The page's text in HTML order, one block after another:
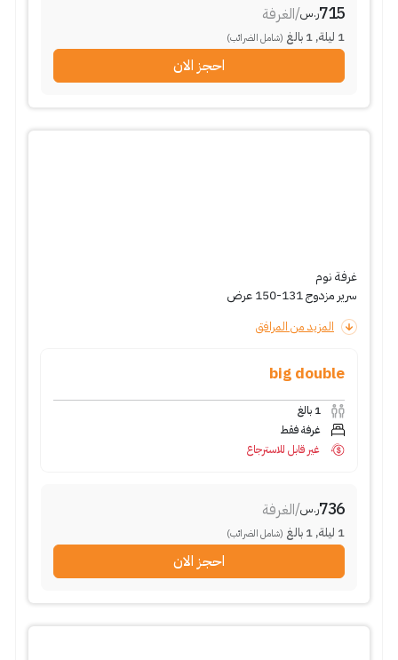
715ر.س/الغرفة
1 ليلة,
1 بالغ (شامل الضرائب)
احجز الان
غرفة نوم
سرير مزدوج 131-150 عرض
المزيد من المرافق
big double
1 بالغ
غرفة فقط
غير قابل للاسترجاع
736ر.س/الغرفة
1 ليلة,
1 بالغ (شامل الضرائب)
احجز الان